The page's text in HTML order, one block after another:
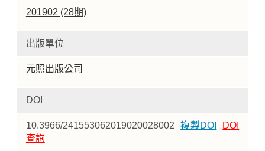
201902 (28期)
出版單位
元照出版公司
DOI
10.3966/241553062019020028002 複製DOI
DOI
查詢